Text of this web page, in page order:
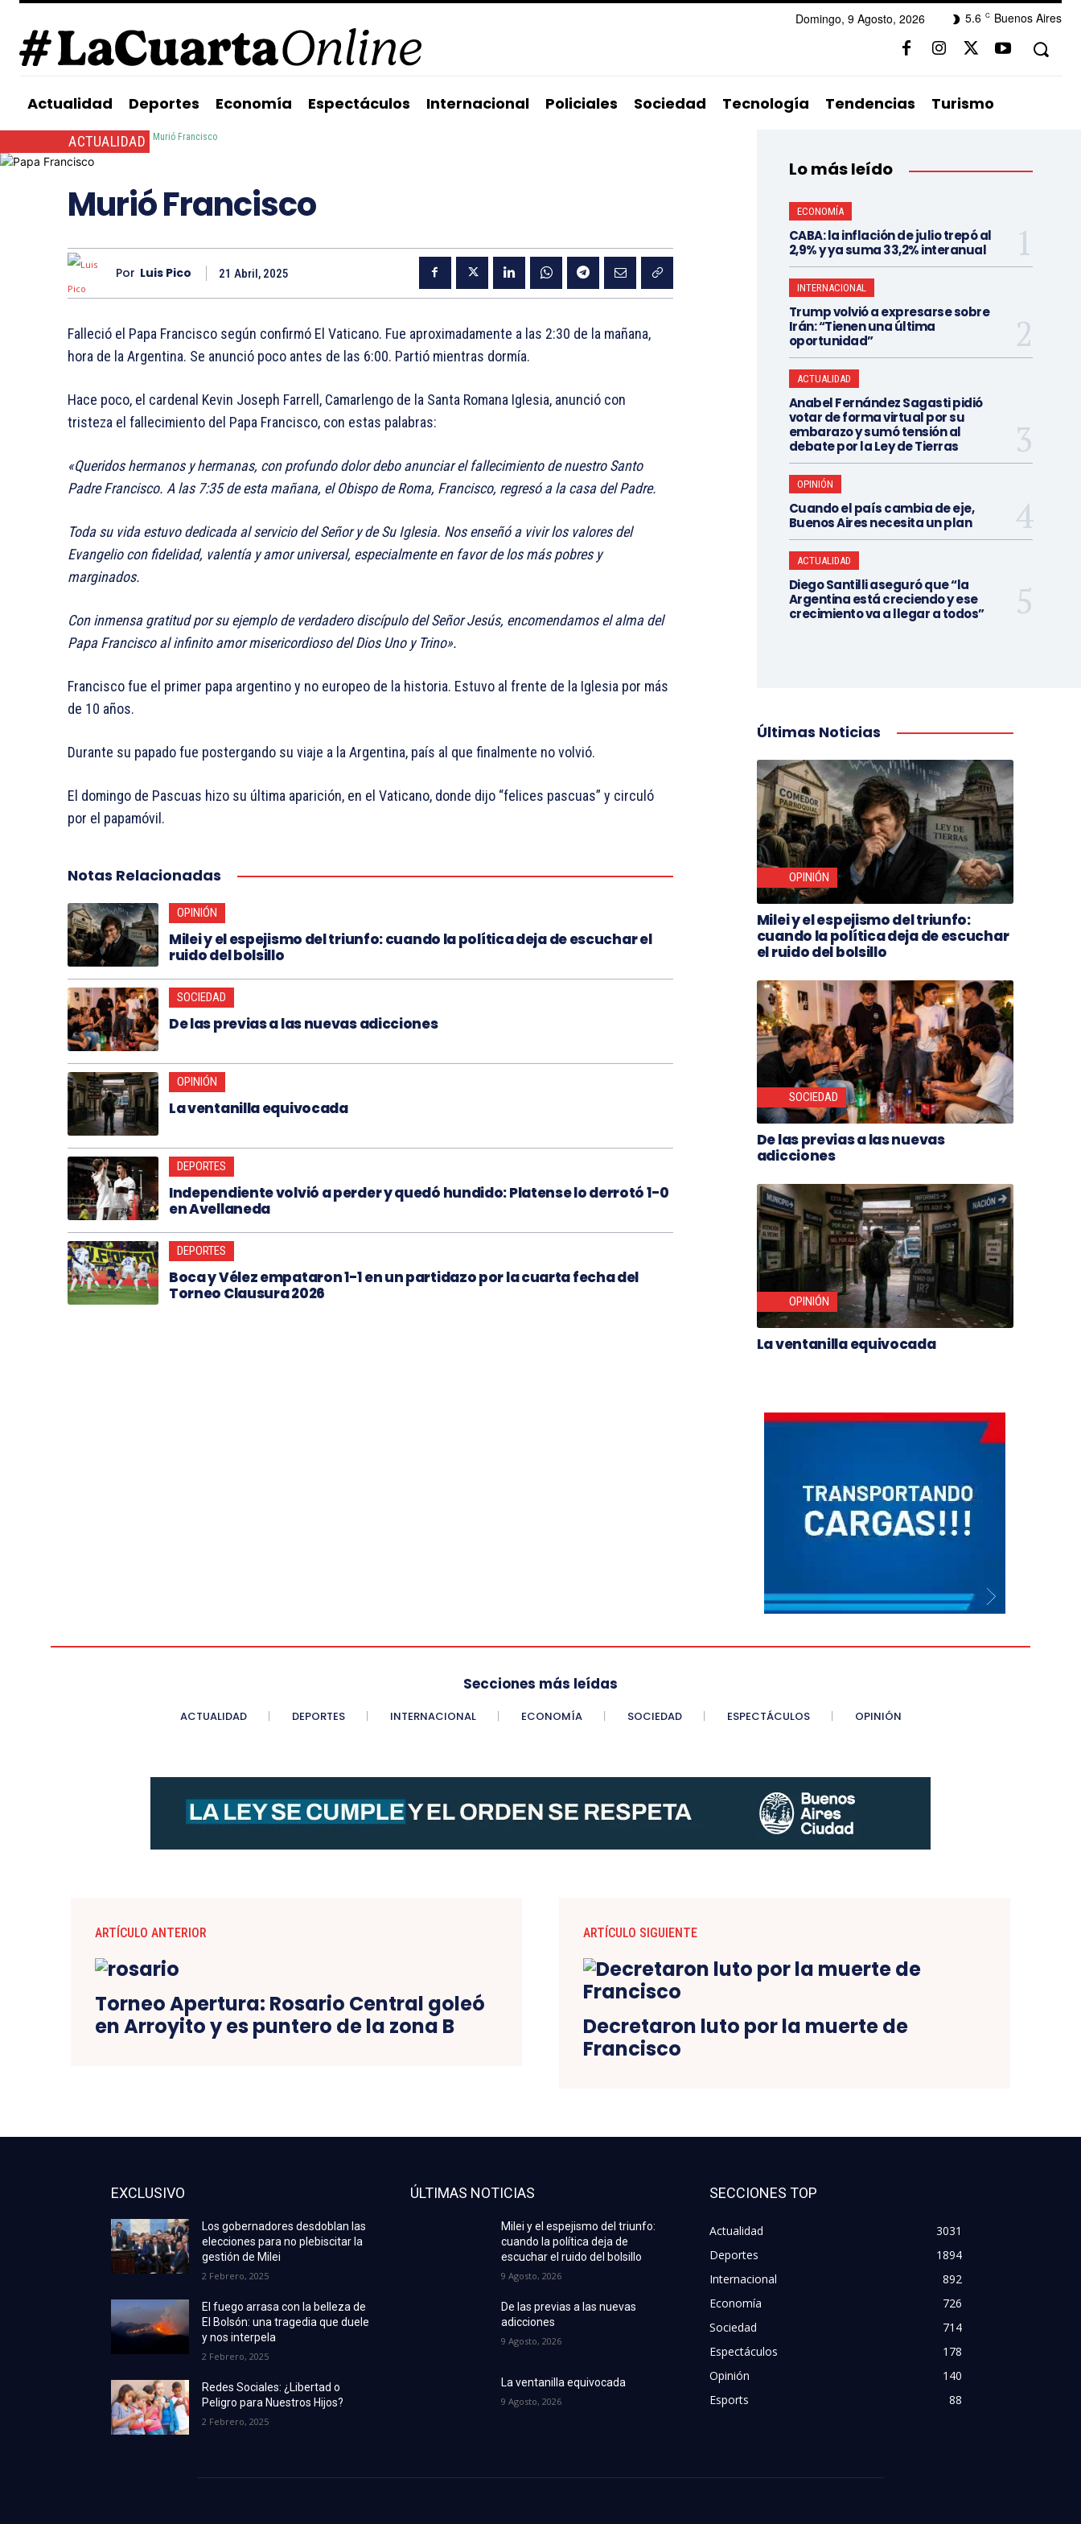
5.6 C Buenos Aires
Domingo, 9 Agosto, 2026
Actualidad Deportes Economía Espectáculos Internacional Policiales Sociedad Tecnología Tendencias Turismo
Inicio Actualidad Murió Francisco
ACTUALIDAD
Murió Francisco
Por Luis Pico 21 Abril, 2025
Falleció el Papa Francisco según confirmó El Vaticano. Fue aproximadamente a las 2:30 de la mañana,
hora de la Argentina. Se anunció poco antes de las 6:00. Partió mientras dormía.
Hace poco, el cardenal Kevin Joseph Farrell, Camarlengo de la Santa Romana Iglesia, anunció con
tristeza el fallecimiento del Papa Francisco, con estas palabras:
«Queridos hermanos y hermanas, con profundo dolor debo anunciar el fallecimiento de nuestro Santo
Padre Francisco. A las 7:35 de esta mañana, el Obispo de Roma, Francisco, regresó a la casa del Padre.
Toda su vida estuvo dedicada al servicio del Señor y de Su Iglesia. Nos enseñó a vivir los valores del
Evangelio con fidelidad, valentía y amor universal, especialmente en favor de los más pobres y
marginados.
Con inmensa gratitud por su ejemplo de verdadero discípulo del Señor Jesús, encomendamos el alma del
Papa Francisco al infinito amor misericordioso del Dios Uno y Trino».
Francisco fue el primer papa argentino y no europeo de la historia. Estuvo al frente de la Iglesia por más
de 10 años.
Durante su papado fue postergando su viaje a la Argentina, país al que finalmente no volvió.
El domingo de Pascuas hizo su última aparición, en el Vaticano, donde dijo “felices pascuas” y circuló
por el papamóvil.
Notas Relacionadas
OPINIÓN
Milei y el espejismo del triunfo: cuando la política deja de escuchar el
ruido del bolsillo
SOCIEDAD
De las previas a las nuevas adicciones
OPINIÓN
La ventanilla equivocada
DEPORTES
Independiente volvió a perder y quedó hundido: Platense lo derrotó 1-0
en Avellaneda
DEPORTES
Boca y Vélez empataron 1-1 en un partidazo por la cuarta fecha del
Torneo Clausura 2026
Lo más leído
ECONOMÍA
CABA: la inflación de julio trepó al
2,9% y ya suma 33,2% interanual
INTERNACIONAL
Trump volvió a expresarse sobre
Irán: “Tienen una última
oportunidad”
ACTUALIDAD
Anabel Fernández Sagasti pidió
votar de forma virtual por su
embarazo y sumó tensión al
debate por la Ley de Tierras
OPINIÓN
Cuando el país cambia de eje,
Buenos Aires necesita un plan
ACTUALIDAD
Diego Santilli aseguró que “la
Argentina está creciendo y ese
crecimiento va a llegar a todos”
Últimas Noticias
OPINIÓN
Milei y el espejismo del triunfo:
cuando la política deja de escuchar
el ruido del bolsillo
SOCIEDAD
De las previas a las nuevas
adicciones
OPINIÓN
La ventanilla equivocada
Secciones más leídas
ACTUALIDAD DEPORTES INTERNACIONAL ECONOMÍA SOCIEDAD ESPECTÁCULOS OPINIÓN
ARTÍCULO ANTERIOR
Torneo Apertura: Rosario Central goleó
en Arroyito y es puntero de la zona B
ARTÍCULO SIGUIENTE
Decretaron luto por la muerte de
Francisco
EXCLUSIVO
Los gobernadores desdoblan las
elecciones para no plebiscitar la
gestión de Milei
2 Febrero, 2025
El fuego arrasa con la belleza de
El Bolsón: una tragedia que duele
y nos interpela
2 Febrero, 2025
Redes Sociales: ¿Libertad o
Peligro para Nuestros Hijos?
2 Febrero, 2025
ÚLTIMAS NOTICIAS
Milei y el espejismo del triunfo:
cuando la política deja de
escuchar el ruido del bolsillo
9 Agosto, 2026
De las previas a las nuevas
adicciones
9 Agosto, 2026
La ventanilla equivocada
9 Agosto, 2026
SECCIONES TOP
Actualidad
3031
Deportes
1894
Internacional
892
Economía
726
Sociedad
714
Espectáculos
178
Opinión
140
Esports
88